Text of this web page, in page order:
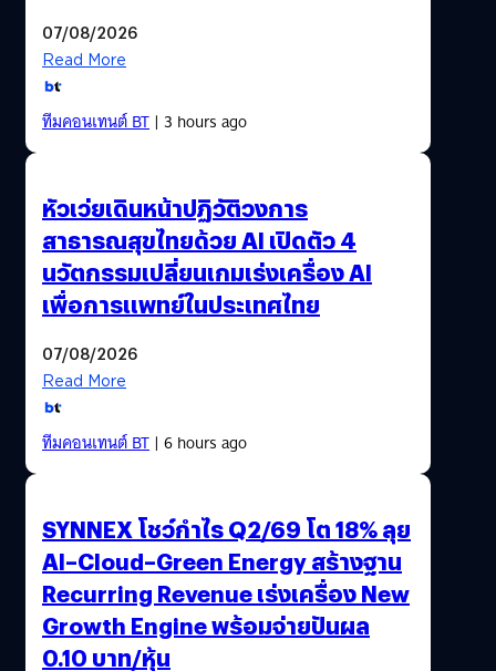
07/08/2026
Read More
ทีมคอนเทนต์ BT| 3 hours ago
หัวเว่ยเดินหน้าปฏิวัติวงการ
สาธารณสุขไทยด้วย AI เปิดตัว 4
นวัตกรรมเปลี่ยนเกมเร่งเครื่อง AI
เพื่อการแพทย์ในประเทศไทย
07/08/2026
Read More
ทีมคอนเทนต์ BT| 6 hours ago
SYNNEX โชว์กำไร Q2/69 โต 18% ลุย
AI–Cloud–Green Energy สร้างฐาน
Recurring Revenue เร่งเครื่อง New
Growth Engine พร้อมจ่ายปันผล
0.10 บาท/หุ้น